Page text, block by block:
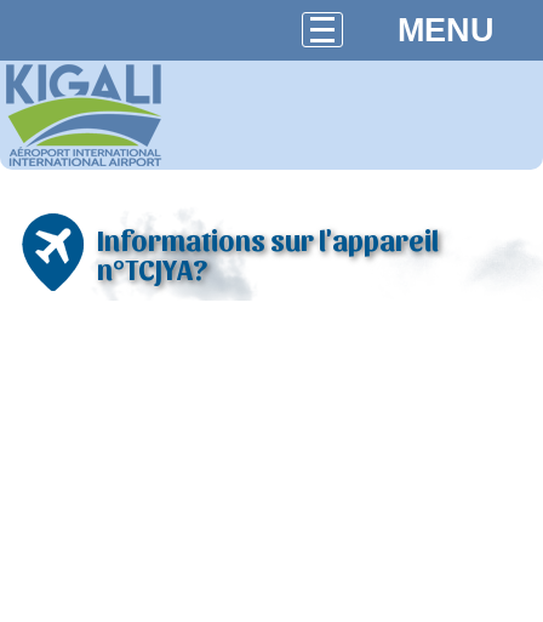
MENU
Informations sur l'appareil
n°TCJYA?